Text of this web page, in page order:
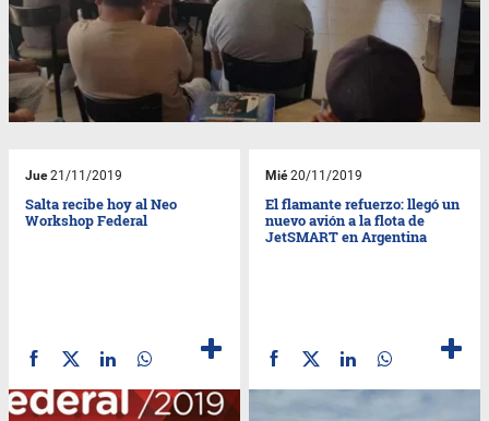
Jue21/11/2019
Salta recibe hoy al Neo
Workshop Federal
Mié20/11/2019
El flamante refuerzo: llegó un
nuevo avión a la flota de
JetSMART en Argentina